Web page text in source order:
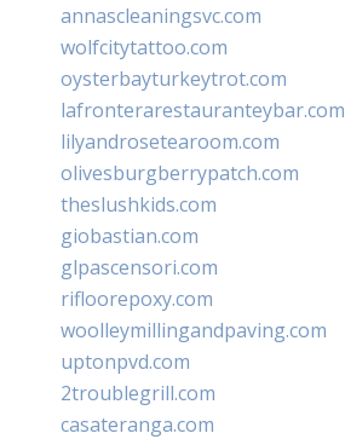
annascleaningsvc.com
wolfcitytattoo.com
oysterbayturkeytrot.com
lafronterarestauranteybar.com
lilyandrosetearoom.com
olivesburgberrypatch.com
theslushkids.com
giobastian.com
glpascensori.com
rifloorepoxy.com
woolleymillingandpaving.com
uptonpvd.com
2troublegrill.com
casateranga.com